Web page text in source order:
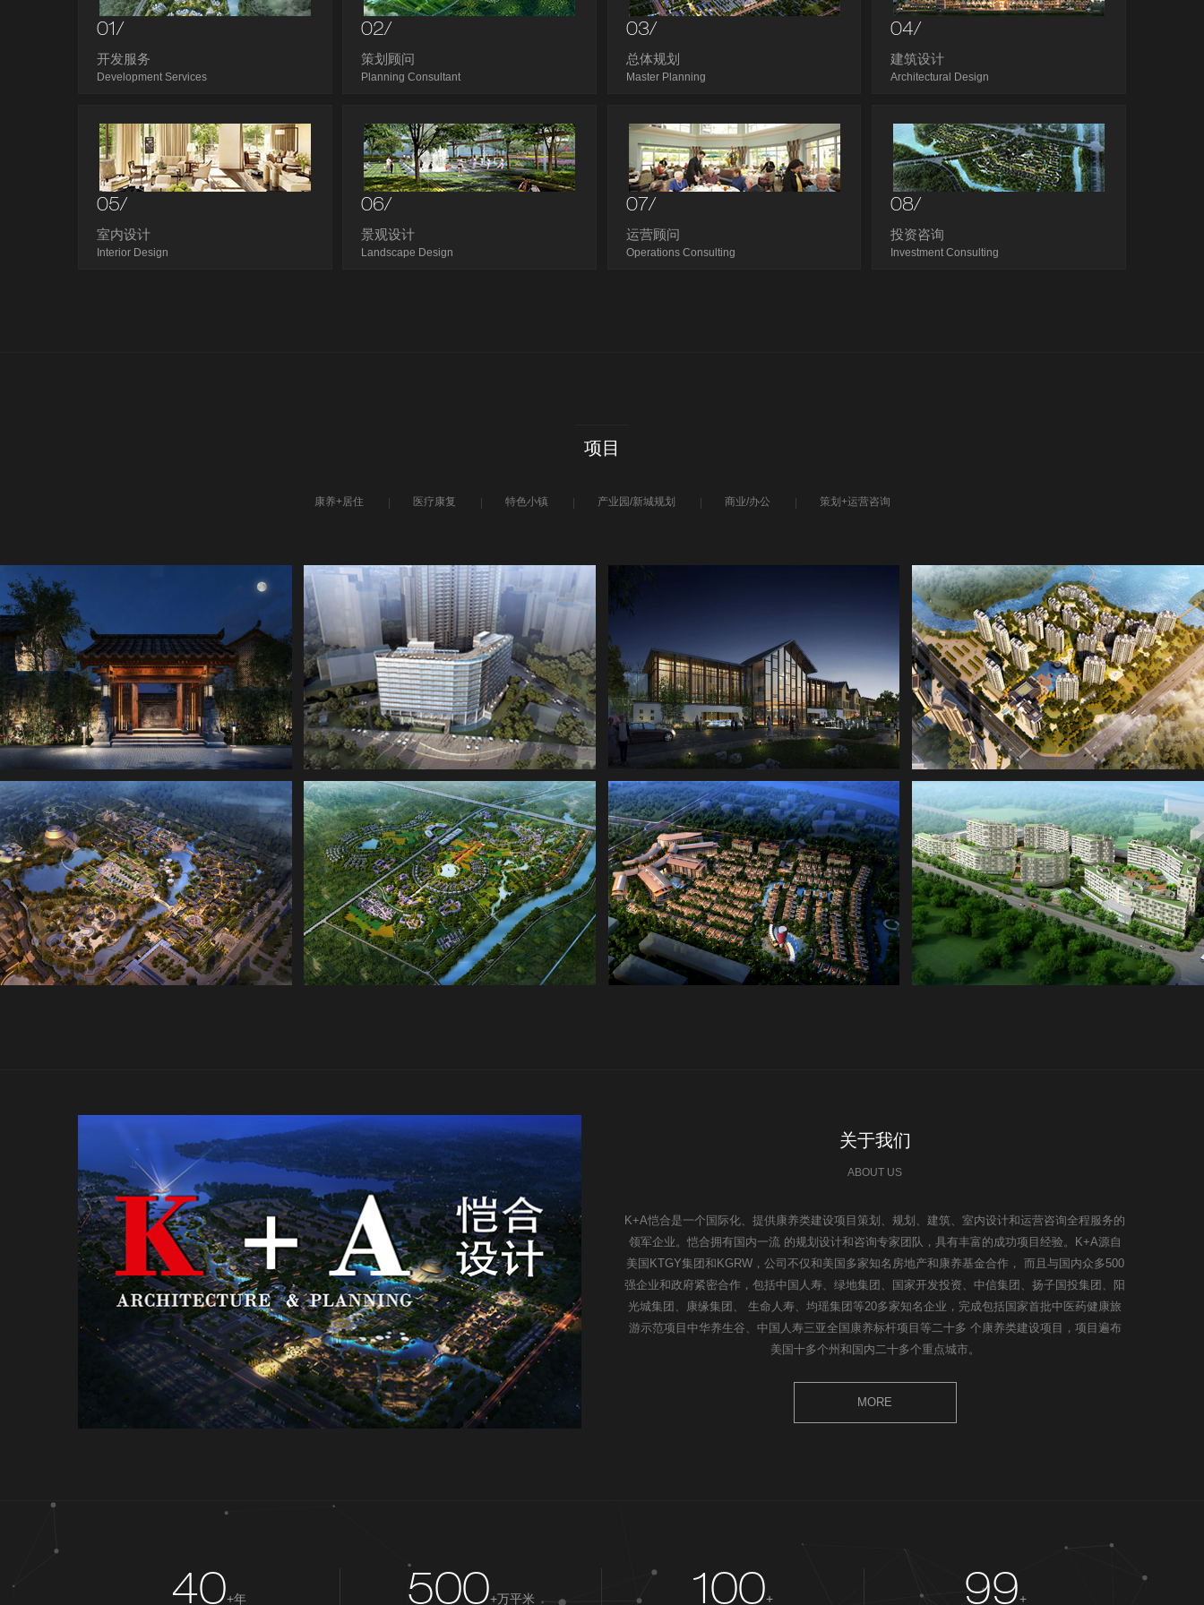
01/
开发服务
Development Services
02/
策划顾问
Planning Consultant
03/
总体规划
Master Planning
04/
建筑设计
Architectural Design
05/
室内设计
Interior Design
06/
景观设计
Landscape Design
07/
运营顾问
Operations Consulting
08/
投资咨询
Investment Consulting
项目
康养+居住 医疗康复 特色小镇 产业园/新城规划 商业/办公 策划+运营咨询
关于我们
ABOUT US
K+A恺合是一个国际化、提供康养类建设项目策划、规划、建筑、室内设计和运营咨询全程服务的
领军企业。恺合拥有国内一流 的规划设计和咨询专家团队，具有丰富的成功项目经验。K+A源自
美国KTGY集团和KGRW，公司不仅和美国多家知名房地产和康养基金合作， 而且与国内众多500
强企业和政府紧密合作，包括中国人寿、绿地集团、国家开发投资、中信集团、扬子国投集团、阳
光城集团、康缘集团、 生命人寿、均瑶集团等20多家知名企业，完成包括国家首批中医药健康旅
游示范项目中华养生谷、中国人寿三亚全国康养标杆项目等二十多 个康养类建设项目，项目遍布
美国十多个州和国内二十多个重点城市。
MORE
40+年 500+万平米 100+ 99+